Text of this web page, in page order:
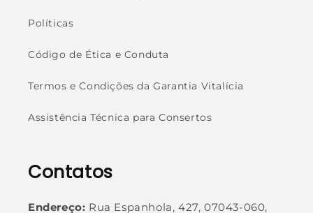
Políticas
Código de Ética e Conduta
Termos e Condições da Garantia Vitalícia
Assistência Técnica para Consertos
Contatos
Endereço: Rua Espanhola, 427, 07043-060,